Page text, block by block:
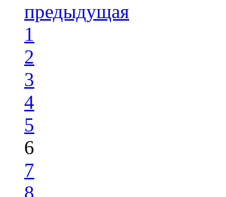
предыдущая
1
2
3
4
5
6
7